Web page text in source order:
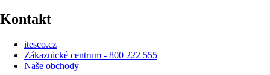
Kontakt
itesco.cz
Zákaznické centrum - 800 222 555
Naše obchody